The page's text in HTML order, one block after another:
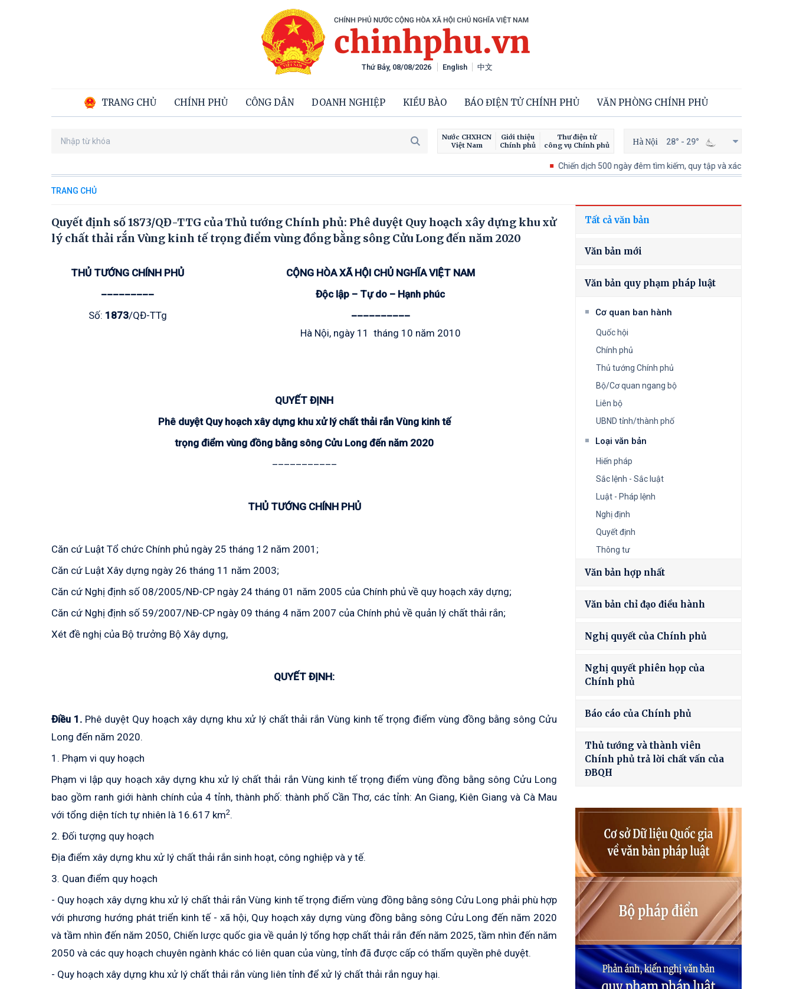
English 中文
TRANG CHỦ CHÍNH PHỦ CÔNG DÂN DOANH NGHIỆP KIỀU BÀO BÁO ĐIỆN TỬ CHÍNH PHỦ VĂN PHÒNG CHÍNH PHỦ
Thứ Bảy, 08/08/2026
Nước CHXHCN
Việt Nam
Giới thiệu
Chính phủ
Thư điện tử
công vụ Chính phủ
Hà Nội 28° - 29°
Chiến dịch 500 ngày đêm tìm kiếm, quy tập và xác định danh tính hài cốt liệt sĩ
TRANG CHỦ
Quyết định số 1873/QĐ-TTG của Thủ tướng Chính phủ: Phê duyệt Quy hoạch xây dựng khu xử
lý chất thải rắn Vùng kinh tế trọng điểm vùng đồng bằng sông Cửu Long đến năm 2020
THỦ TƯỚNG CHÍNH PHỦ
_________
Số: 1873/QĐ-TTg
CỘNG HÒA XÃ HỘI CHỦ NGHĨA VIỆT NAM
Độc lập – Tự do – Hạnh phúc
__________
Hà Nội, ngày 11 tháng 10 năm 2010
QUYẾT ĐỊNH
Phê duyệt Quy hoạch xây dựng khu xử lý chất thải rắn Vùng kinh tế
trọng điểm vùng đồng bằng sông Cửu Long đến năm 2020
THỦ TƯỚNG CHÍNH PHỦ
Căn cứ Luật Tổ chức Chính phủ ngày 25 tháng 12 năm 2001;
Căn cứ Luật Xây dựng ngày 26 tháng 11 năm 2003;
Căn cứ Nghị định số 08/2005/NĐ-CP ngày 24 tháng 01 năm 2005 của Chính phủ về quy hoạch xây dựng;
Căn cứ Nghị định số 59/2007/NĐ-CP ngày 09 tháng 4 năm 2007 của Chính phủ về quản lý chất thải rắn;
Xét đề nghị của Bộ trưởng Bộ Xây dựng,
QUYẾT ĐỊNH:
Điều 1. Phê duyệt Quy hoạch xây dựng khu xử lý chất thải rắn Vùng kinh tế trọng điểm vùng đồng bằng sông Cửu
Long đến năm 2020.
1. Phạm vi quy hoạch
Phạm vi lập quy hoạch xây dựng khu xử lý chất thải rắn Vùng kinh tế trọng điểm vùng đồng bằng sông Cửu Long
bao gồm ranh giới hành chính của 4 tỉnh, thành phố: thành phố Cần Thơ, các tỉnh: An Giang, Kiên Giang và Cà Mau
với tổng diện tích tự nhiên là 16.617 km2.
2. Đối tượng quy hoạch
Địa điểm xây dựng khu xử lý chất thải rắn sinh hoạt, công nghiệp và y tế.
3. Quan điểm quy hoạch
- Quy hoạch xây dựng khu xử lý chất thải rắn Vùng kinh tế trọng điểm vùng đồng bằng sông Cửu Long phải phù hợp
với phương hướng phát triển kinh tế - xã hội, Quy hoạch xây dựng vùng đồng bằng sông Cửu Long đến năm 2020
và tầm nhìn đến năm 2050, Chiến lược quốc gia về quản lý tổng hợp chất thải rắn đến năm 2025, tầm nhìn đến năm
2050 và các quy hoạch chuyên ngành khác có liên quan của vùng, tỉnh đã được cấp có thẩm quyền phê duyệt.
- Quy hoạch xây dựng khu xử lý chất thải rắn vùng liên tỉnh để xử lý chất thải rắn nguy hại.
Tất cả văn bản
Văn bản mới
Văn bản quy phạm pháp luật
Cơ quan ban hành
Quốc hội
Chính phủ
Thủ tướng Chính phủ
Bộ/Cơ quan ngang bộ
Liên bộ
UBND tỉnh/thành phố
Loại văn bản
Hiến pháp
Sắc lệnh - Sắc luật
Luật - Pháp lệnh
Nghị định
Quyết định
Thông tư
Văn bản hợp nhất
Văn bản chỉ đạo điều hành
Nghị quyết của Chính phủ
Nghị quyết phiên họp của
Chính phủ
Báo cáo của Chính phủ
Thủ tướng và thành viên
Chính phủ trả lời chất vấn của
ĐBQH